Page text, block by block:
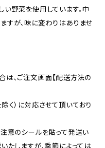
野菜を使用しています。中
すが、味に変わりはありませ
は、ご注文画面【配送方法の
く）に対応させて頂いており
意のシールを貼って発送い
たしますが、季節によっては